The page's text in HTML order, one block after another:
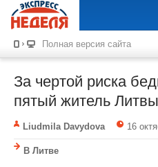
Полная версия сайта
За чертой риска
пятый житель Литвы
Liudmila Davydova 16
В Литве